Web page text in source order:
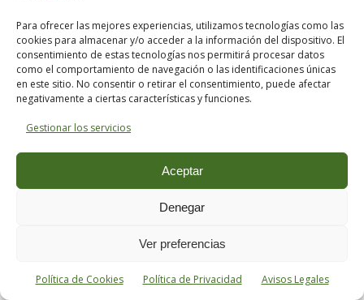
Para ofrecer las mejores experiencias, utilizamos tecnologías como las
cookies para almacenar y/o acceder a la información del dispositivo. El
consentimiento de estas tecnologías nos permitirá procesar datos
como el comportamiento de navegación o las identificaciones únicas
en este sitio. No consentir o retirar el consentimiento, puede afectar
negativamente a ciertas características y funciones.
Gestionar los servicios
Aceptar
Denegar
Ver preferencias
Política de Cookies Política de Privacidad Avisos Legales